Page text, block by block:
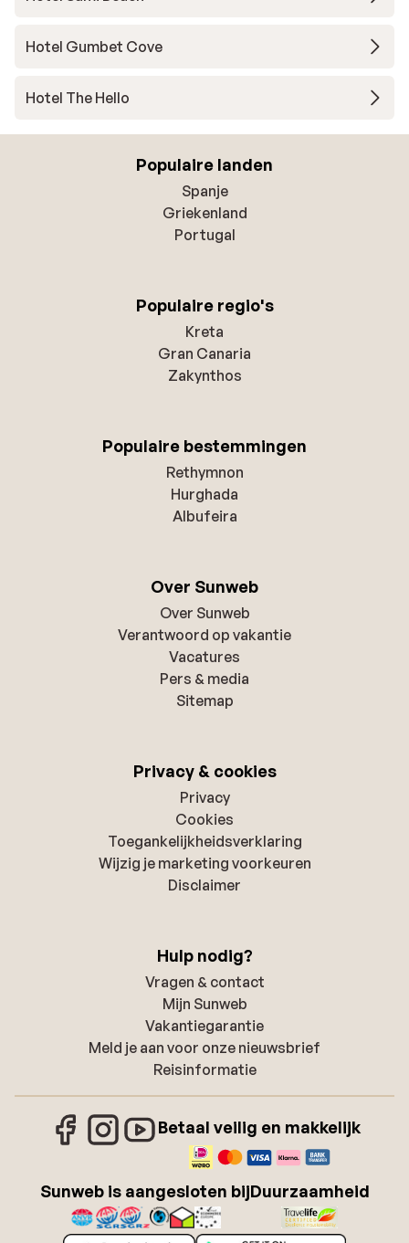
Hotel Gumbet Cove
Hotel The Hello
Populaire landen
Spanje
Griekenland
Portugal
Populaire regio's
Kreta
Gran Canaria
Zakynthos
Populaire bestemmingen
Rethymnon
Hurghada
Albufeira
Over Sunweb
Over Sunweb
Verantwoord op vakantie
Vacatures
Pers & media
Sitemap
Privacy & cookies
Privacy
Cookies
Toegankelijkheidsverklaring
Wijzig je marketing voorkeuren
Disclaimer
Hulp nodig?
Vragen & contact
Mijn Sunweb
Vakantiegarantie
Meld je aan voor onze nieuwsbrief
Reisinformatie
Betaal veilig en makkelijk
Sunweb is aangesloten bijDuurzaamheid